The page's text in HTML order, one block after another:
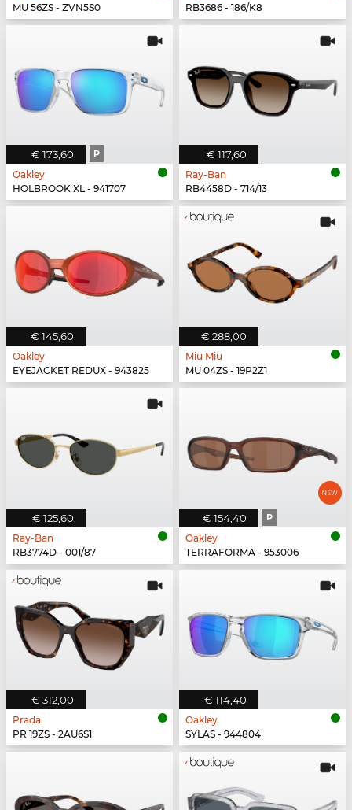
MU 56ZS - ZVN5S0
RB3686 - 186/K8
€ 173,60 P
Oakley
HOLBROOK XL - 941707
€ 117,60
Ray-Ban
RB4458D - 714/13
€ 145,60
Oakley
EYEJACKET REDUX - 943825
€ 288,00
Miu Miu
MU 04ZS - 19P2Z1
€ 125,60
Ray-Ban
RB3774D - 001/87
€ 154,40 P
Oakley
TERRAFORMA - 953006
€ 312,00
Prada
PR 19ZS - 2AU6S1
€ 114,40
Oakley
SYLAS - 944804